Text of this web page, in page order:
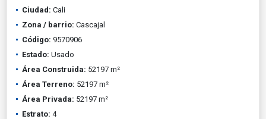
Ciudad: Cali
Zona / barrio: Cascajal
Código: 9570906
Estado: Usado
Área Construida: 52197 m²
Área Terreno: 52197 m²
Área Privada: 52197 m²
Estrato: 4